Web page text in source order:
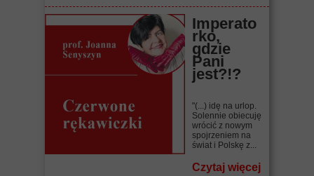
Imperato
rko,
gdzie
Pani
jest?!?
"(...) idę na urlop.
Solennie obiecuję
wrócić z nowym
spojrzeniem na
świat i Polskę z...
Czytaj więcej